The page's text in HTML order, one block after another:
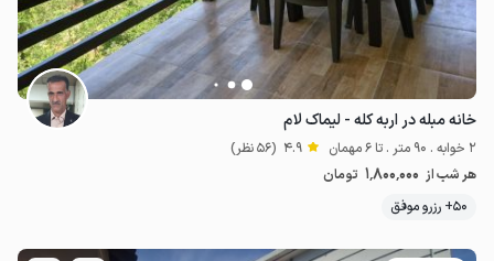
خانه مبله در اربه کله - لیماک لام
2 خوابه . 90 متر . تا 6 مهمان 4.9 (56 نظر)
هر شب از 1٬800٬000 تومان
50+ رزرو موفق